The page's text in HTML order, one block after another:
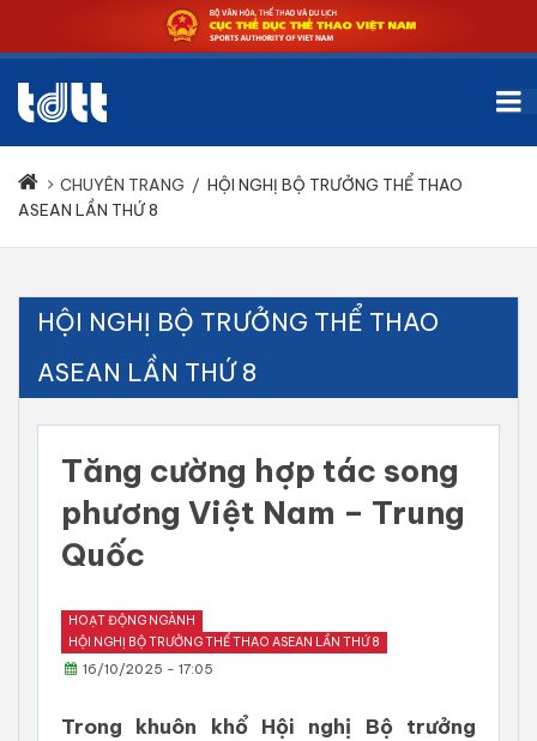
CHUYÊN TRANG / HỘI NGHỊ BỘ TRƯỞNG THỂ THAO
ASEAN LẦN THỨ 8
HỘI NGHỊ BỘ TRƯỞNG THỂ THAO
ASEAN LẦN THỨ 8
Tăng cường hợp tác song
phương Việt Nam – Trung
Quốc
HOẠT ĐỘNG NGÀNH
HỘI NGHỊ BỘ TRƯỞNG THỂ THAO ASEAN LẦN THỨ 8
16/10/2025 - 17:05
Trong khuôn khổ Hội nghị Bộ trưởng